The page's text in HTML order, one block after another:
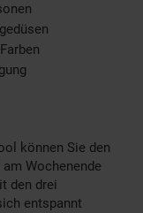
können Sie den
Wochenende
den drei
entspannt